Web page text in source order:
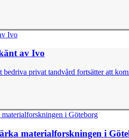
av Ivo
bedriva privat tandvård fortsätter att
materialforskningen i